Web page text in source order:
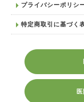
プライバシーポリシ
特定商取引に基づく